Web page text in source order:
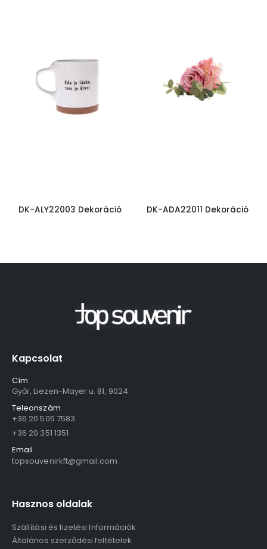
DK-ALY22003 Dekoráció DK-ADA22011 Dekoráció
Kapcsolat
Cím
Győr, Liezen-Mayer u. 81, 9024
Teleonszám
+36 20 505 7583
+36 20 351 1351
Email
topsouvenirkft@gmail.com
Hasznos oldalak
Szállítási és fizetési Információk
Általános szerződési feltételek